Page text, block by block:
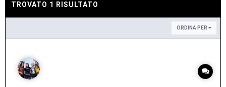
TROVATO 1 RISULTATO
ORDINA PER